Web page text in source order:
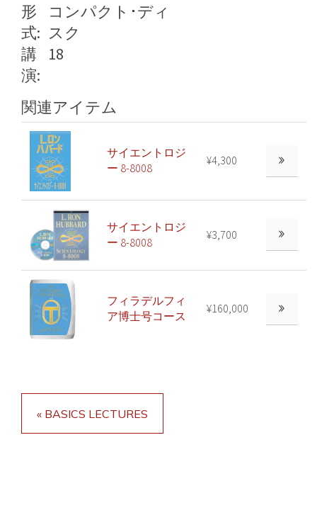
形
式:
コンパクト･ディ
スク
講
演:
18
関連アイテム
サイエントロジ
ー 8-8008
¥4,300
サイエントロジ
ー 8-8008
¥3,700
フィラデルフィ
ア博士号コース
¥160,000
« BASICS LECTURES